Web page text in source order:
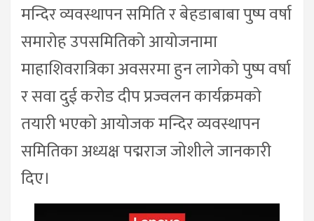
मन्दिर व्यवस्थापन समिति र बेहडाबाबा पुष्प वर्षा
समारोह उपसमितिको आयोजनामा
माहाशिवरात्रिका अवसरमा हुन लागेको पुष्प वर्षा
र सवा दुई करोड दीप प्रज्वलन कार्यक्रमको
तयारी भएको आयोजक मन्दिर व्यवस्थापन
समितिका अध्यक्ष पद्मराज जोशीले जानकारी
दिए।